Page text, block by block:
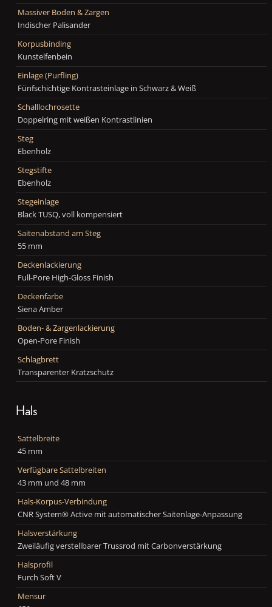
Massiver Boden & Zargen
Indischer Palisander
Korpusbinding
Kunstelfenbein
Einlage (Purfling)
Fünfschichtige Kontrasteinlage in Schwarz & Weiß
Schalllochrosette
Doppelring mit weißen Kontrastlinien
Steg
Ebenholz
Stegstifte
Ebenholz
Stegeinlage
Black TUSQ, voll kompensiert
Saitenabstand am Steg
55 mm
Deckenlackierung
Full-Pore High-Gloss Finish
Deckenfarbe
Siena Amber
Boden- & Zargenlackierung
Open-Pore Finish
Schlagbrett
Transparenter Kratzschutz
Hals
Sattelbreite
45 mm
Verfügbare Sattelbreiten
43 mm und 48 mm
Hals-Korpus-Verbindung
CNR System® Active mit automatischer Saitenlage-Anpassung
Halsverstärkung
Zweiläufig verstellbarer Trussrod mit Carbonverstärkung
Halsprofil
Furch Soft V
Mensur